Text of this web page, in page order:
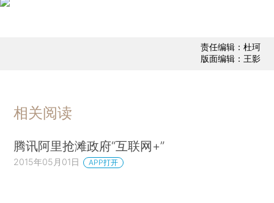
责任编辑：杜珂
版面编辑：王影
相关阅读
腾讯阿里抢滩政府“互联网+”
2015年05月01日 APP打开